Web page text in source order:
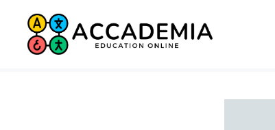
Saltar
contenido